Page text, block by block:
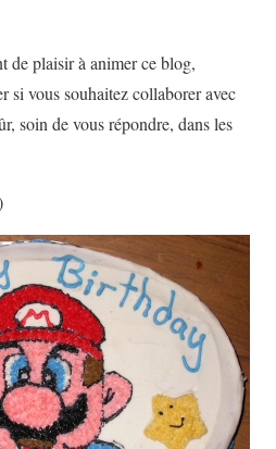
de plaisir à animer ce blog,
si vous souhaitez collaborer avec
soin de vous répondre, dans les